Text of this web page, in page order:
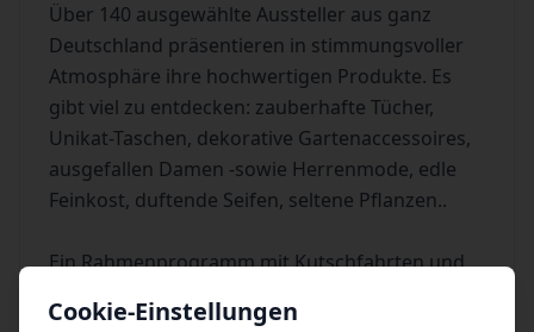
Über 140 ausgewählte Aussteller aus ganz
Deutschland präsentieren in stimmungsvoller
Atmosphäre ihre hochwertigen Produkte. Es
gibt viel zu entdecken: zauberhafte Tücher,
Unikat-Taschen, dekorative Gartenaccessoires,
ausgefallen Damen -sowie Herrenmode, edle
Feinkost, duftende Seifen, seltene Pflanzen..
Ein Rahmenprogramm mit Kutschfahrten und
vielseitige Gastronomie und unsere
Cookie-Einstellungen